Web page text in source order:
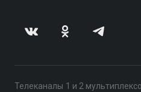
Телеканалы 1 и 2